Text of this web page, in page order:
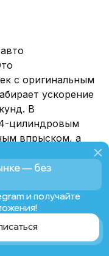
с оригинальным
ускорение
В
цилиндровым
впрыском, а
мотором с
с
Автомобиль с
базовой версии
— без
и получайте